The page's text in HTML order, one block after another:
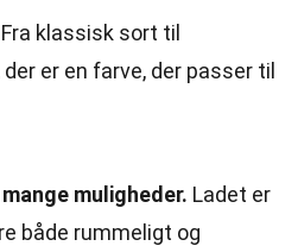
Fra klassisk sort til
er en farve, der passer til
muligheder. Ladet er
både rummeligt og